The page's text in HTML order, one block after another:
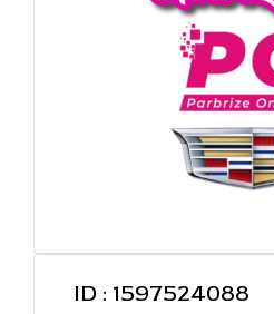
ID : 1597524088